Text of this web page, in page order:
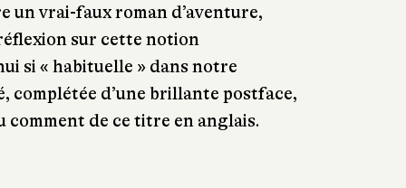
un vrai-faux roman d’aventure,
sur cette notion
si « habituelle » dans notre
complétée d’une brillante postface,
de ce titre en anglais.